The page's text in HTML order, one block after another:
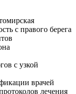
с правого берега
с узкой
врачей
лечения